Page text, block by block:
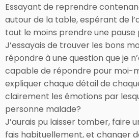
Essayant de reprendre
autour de la table, espérant de
tout le moins prendre une
J’essayais de trouver les bons
répondre à une question que je
capable de répondre pour moi-
expliquer chaque détail de
clairement les émotions par
personne malade?
J’aurais pu laisser tomber, faire
fais habituellement, et changer